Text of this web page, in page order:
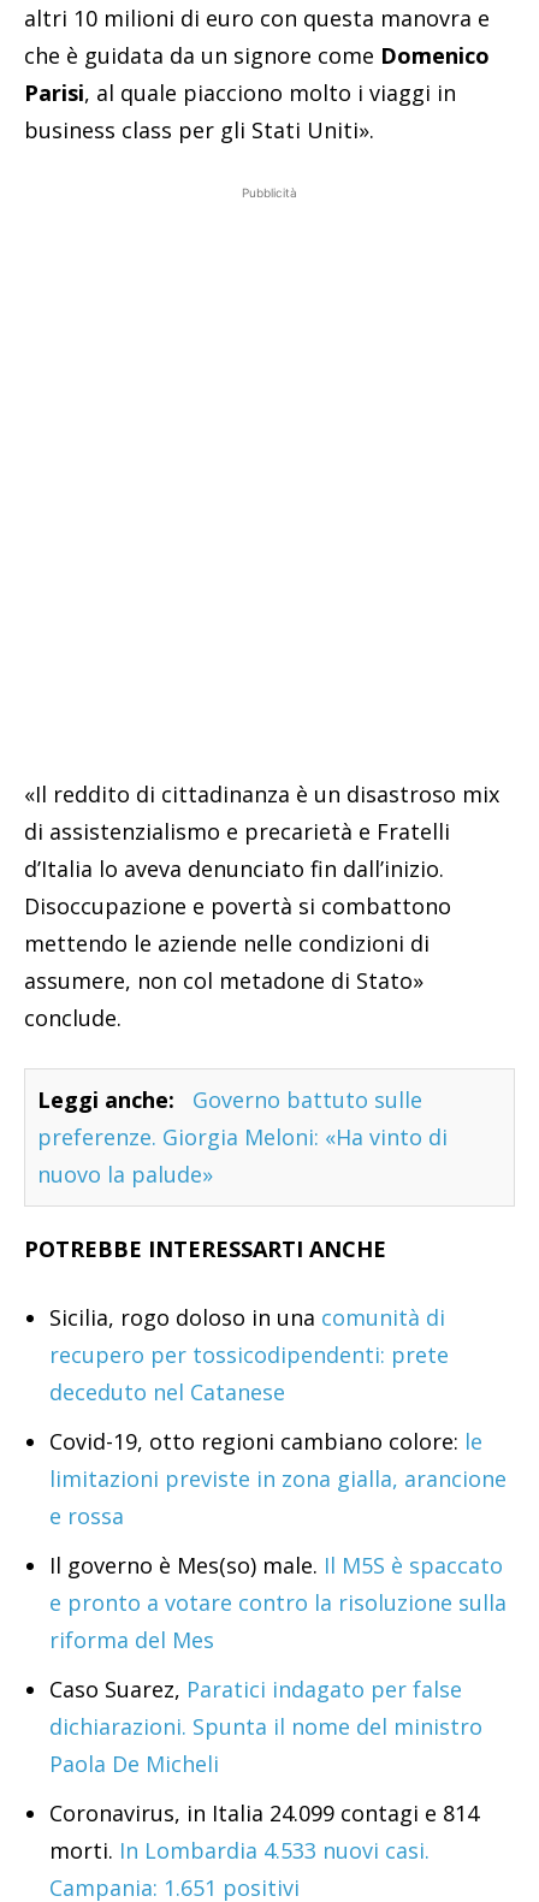
altri 10 milioni di euro con questa manovra e
che è guidata da un signore come Domenico
Parisi, al quale piacciono molto i viaggi in
business class per gli Stati Uniti».
Pubblicità
«Il reddito di cittadinanza è un disastroso mix
di assistenzialismo e precarietà e Fratelli
d’Italia lo aveva denunciato fin dall’inizio.
Disoccupazione e povertà si combattono
mettendo le aziende nelle condizioni di
assumere, non col metadone di Stato»
conclude.
Leggi anche:
Governo battuto sulle
preferenze. Giorgia Meloni: «Ha vinto di
nuovo la palude»
POTREBBE INTERESSARTI ANCHE
Sicilia, rogo doloso in una comunità di
recupero per tossicodipendenti: prete
deceduto nel Catanese
Covid-19, otto regioni cambiano colore: le
limitazioni previste in zona gialla, arancione
e rossa
Il governo è Mes(so) male. Il M5S è spaccato
e pronto a votare contro la risoluzione sulla
riforma del Mes
Caso Suarez, Paratici indagato per false
dichiarazioni. Spunta il nome del ministro
Paola De Micheli
Coronavirus, in Italia 24.099 contagi e 814
morti. In Lombardia 4.533 nuovi casi.
Campania: 1.651 positivi